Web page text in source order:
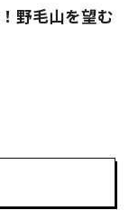
野毛山を望む